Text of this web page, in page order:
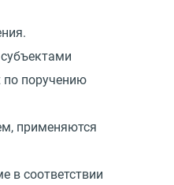
по поручению
применяются
в соответствии